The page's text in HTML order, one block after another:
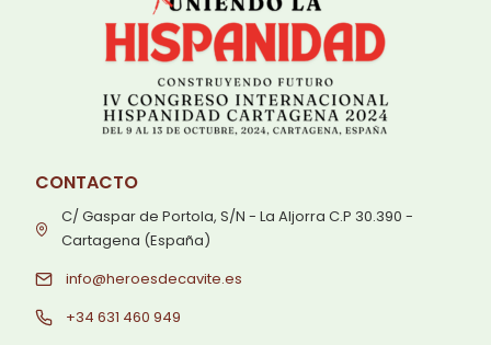
CONTACTO
C/ Gaspar de Portola, S/N - La Aljorra C.P 30.390 -
Cartagena (España)
info@heroesdecavite.es
+34 631 460 949